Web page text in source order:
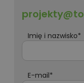
Imię i nazwisko*
E-mail*